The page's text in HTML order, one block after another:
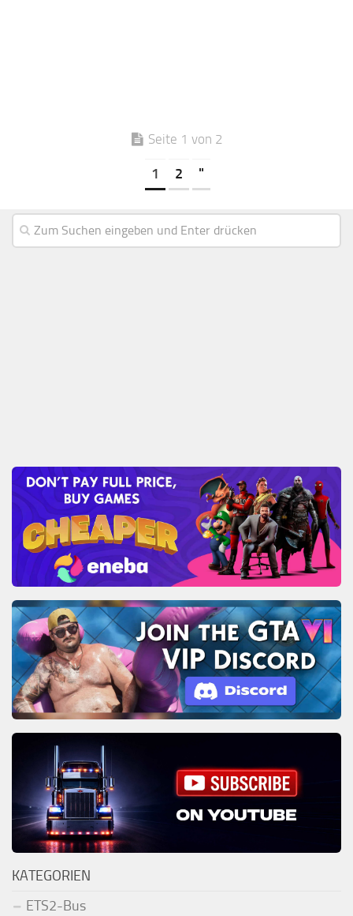
Seite 1 von 2
1 2 "
KATEGORIEN
ETS2-Bus